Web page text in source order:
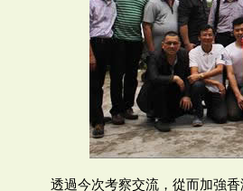
透過今次考察交流，從而加強